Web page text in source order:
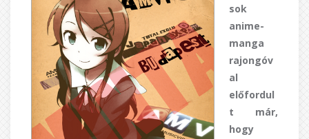
sok
anime-
manga
rajongóv
al
előfordul
t már,
hogy